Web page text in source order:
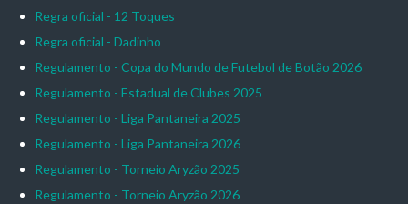
Regra oficial - 12 Toques
Regra oficial - Dadinho
Regulamento - Copa do Mundo de Futebol de Botão 2026
Regulamento - Estadual de Clubes 2025
Regulamento - Liga Pantaneira 2025
Regulamento - Liga Pantaneira 2026
Regulamento - Torneio Aryzão 2025
Regulamento - Torneio Aryzão 2026